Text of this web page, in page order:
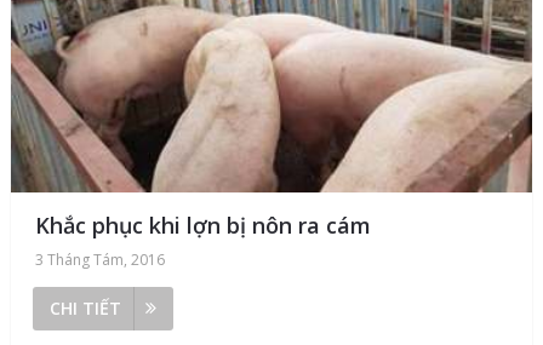
Khắc phục khi lợn bị nôn ra cám
3 Tháng Tám, 2016
CHI TIẾT